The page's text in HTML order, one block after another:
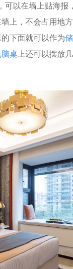
以在墙上贴海报
上，不会占用地
下面就可以作为
桌上还可以摆放